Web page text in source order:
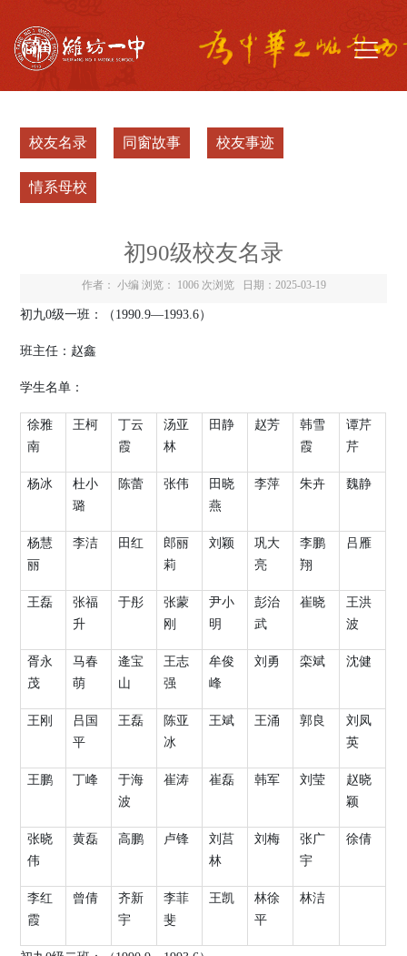
校友名录 同窗故事 校友事迹
情系母校
初90级校友名录
作者： 小编 浏览： 1006 次浏览日期：2025-03-19
初九0级一班：（ 1990.9—1993.6）
班主任：赵鑫
学生名单：
徐雅
南
王柯
丁云
霞
汤亚
林
田静 赵芳
韩雪
霞
谭芹
芹
杨冰
杜小
璐
陈蕾 张伟
田晓
燕
李萍 朱卉 魏静
杨慧
丽
李洁 田红
郎丽
莉
刘颖
巩大
亮
李鹏
翔
吕雁
王磊
张福
升
于彤
张蒙
刚
尹小
明
彭治
武
崔晓
王洪
波
胥永
茂
马春
萌
逄宝
山
王志
强
牟俊
峰
刘勇 栾斌 沈健
王刚
吕国
平
王磊
陈亚
冰
王斌 王涌 郭良
刘凤
英
王鹏 丁峰
于海
波
崔涛 崔磊 韩军 刘莹
赵晓
颖
张晓
伟
黄磊 高鹏 卢锋
刘莒
林
刘梅
张广
宇
徐倩
李红
霞
曾倩
齐新
宇
李菲
斐
王凯
林徐
平
林洁